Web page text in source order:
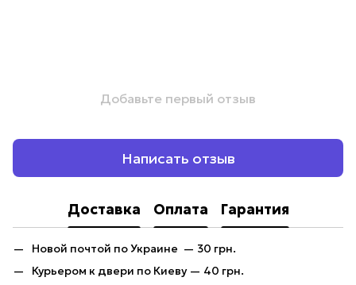
Добавьте первый отзыв
Написать отзыв
Доставка Оплата Гарантия
Новой почтой по Украине — 30 грн.
Курьером к двери по Киеву — 40 грн.